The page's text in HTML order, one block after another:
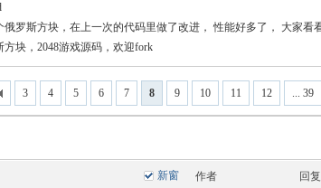
俄罗斯方块，在上一次的代码里做了改进， 性能好多了， 大家看
方块，2048游戏源码，欢迎fork
3 4 5 6 7 8 9 10 11 12 ... 39
新窗 作者 回